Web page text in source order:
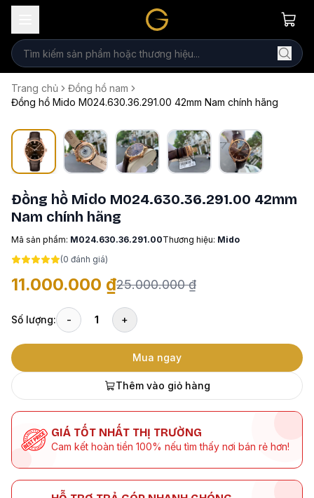
Trang chủ
Đồng hồ nam
Đồng hồ Mido M024.630.36.291.00 42mm Nam chính hãng
Đồng hồ Mido M024.630.36.291.00 42mm
Nam chính hãng
Mã sản phẩm: M024.630.36.291.00Thương hiệu: Mido
(0 đánh giá)
11.000.000 ₫25.000.000 ₫
Số lượng: - 1 +
Mua ngay
Thêm vào giỏ hàng
GIÁ TỐT NHẤT THỊ TRƯỜNG
Cam kết hoàn tiền 100% nếu tìm thấy nơi bán rẻ hơn!